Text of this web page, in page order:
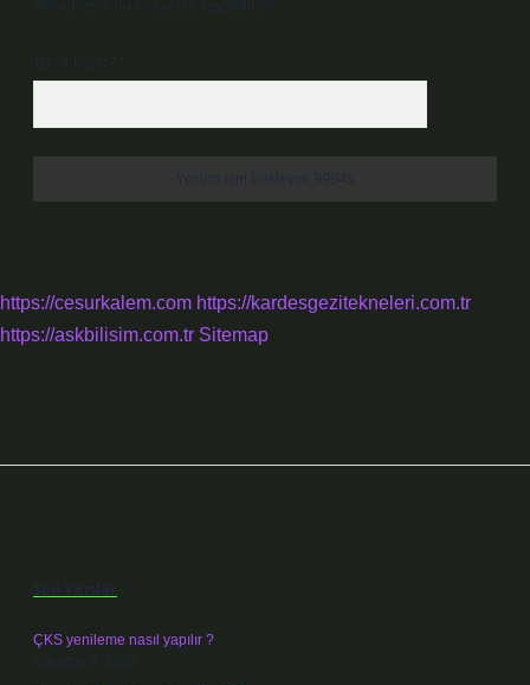
site adresim bu tarayıcıya kaydedilsin.
10 - 4 kaçtır?
https://cesurkalem.com https://kardesgezitekneleri.com.tr
https://askbilisim.com.tr Sitemap
Son Yazılar
ÇKS yenileme nasıl yapılır ?
Ağustos 9, 2026